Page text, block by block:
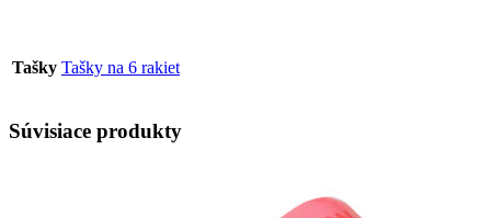
Tašky Tašky na 6 rakiet
Súvisiace produkty